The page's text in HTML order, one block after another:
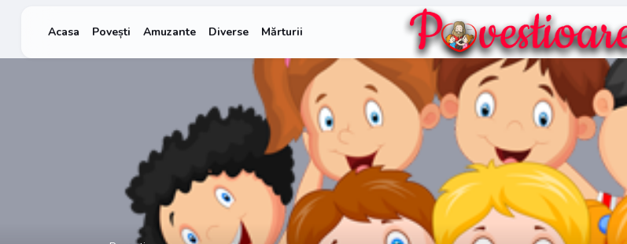
Acasa Povești Amuzante Diverse Mărturii